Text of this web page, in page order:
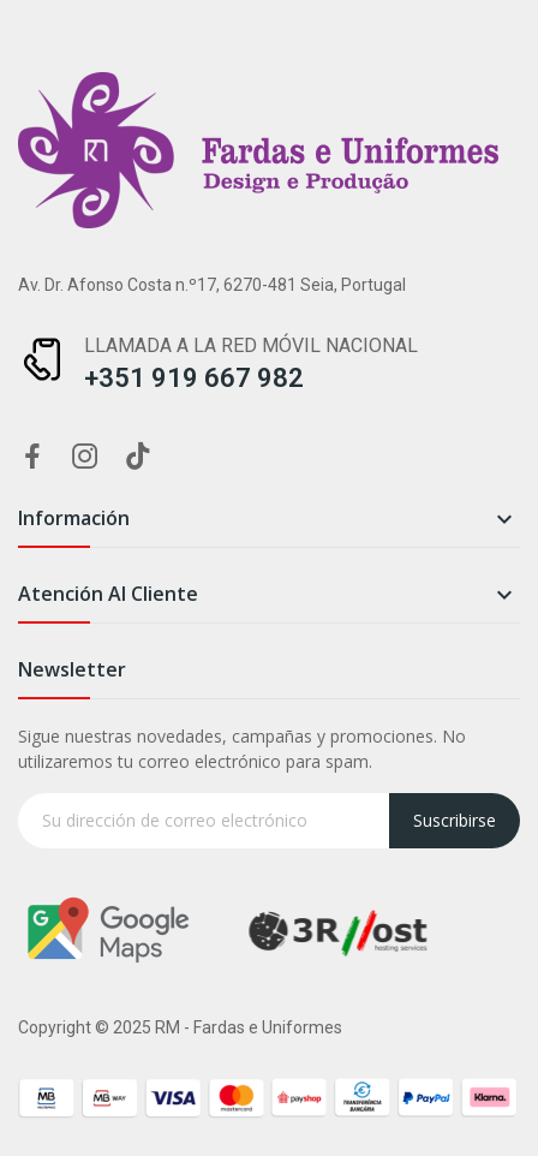
Av. Dr. Afonso Costa n.º17, 6270-481 Seia, Portugal
LLAMADA A LA RED MÓVIL NACIONAL
+351 919 667 982
Información 
Atención Al Cliente 
Newsletter
Sigue nuestras novedades, campañas y promociones. No
utilizaremos tu correo electrónico para spam.
Suscribirse
Copyright © 2025 RM - Fardas e Uniformes